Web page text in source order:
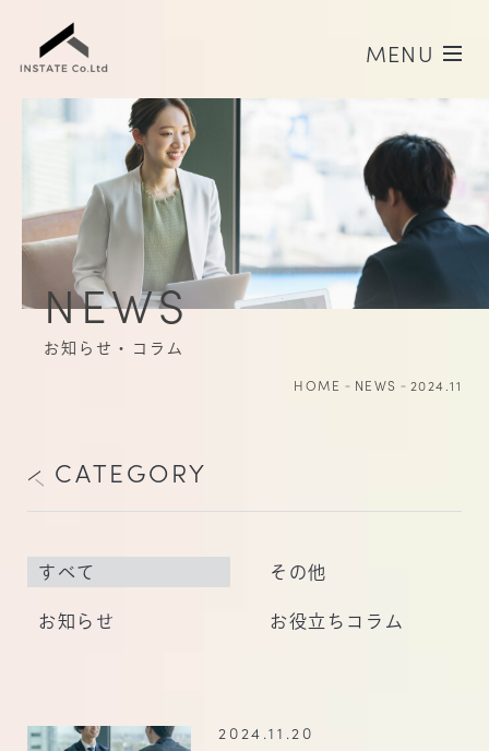
MENU
BO
SERVIC
インステイトの転職支援
FLOW
転職支援の流れ
AQ
C ONTACT
NEWS
お知らせ・コラム
HOME NEWS 2024.11
CATEGORY
すべて
お知らせ お役立ちコラム
その他
2024.11.20